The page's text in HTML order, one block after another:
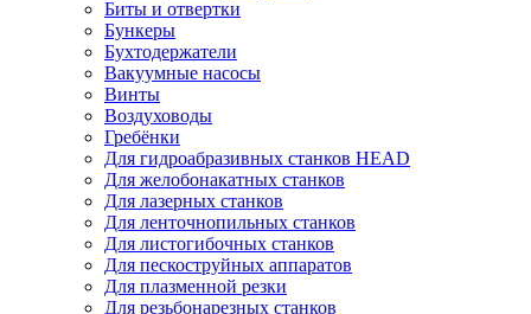
Биты и отвертки
Бункеры
Бухтодержатели
Вакуумные насосы
Винты
Воздуховоды
Гребёнки
Для гидроабразивных станков HEAD
Для желобонакатных станков
Для лазерных станков
Для ленточнопильных станков
Для листогибочных станков
Для пескоструйных аппаратов
Для плазменной резки
Для резьбонарезных станков